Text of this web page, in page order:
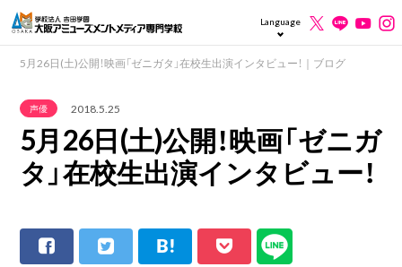
Language
5月26日(土)公開！映画「ゼニガタ」在校生出演インタビュー！｜ブログ
声優 2018.5.25
5月26日(土)公開！映画「ゼニガ
タ」在校生出演インタビュー！